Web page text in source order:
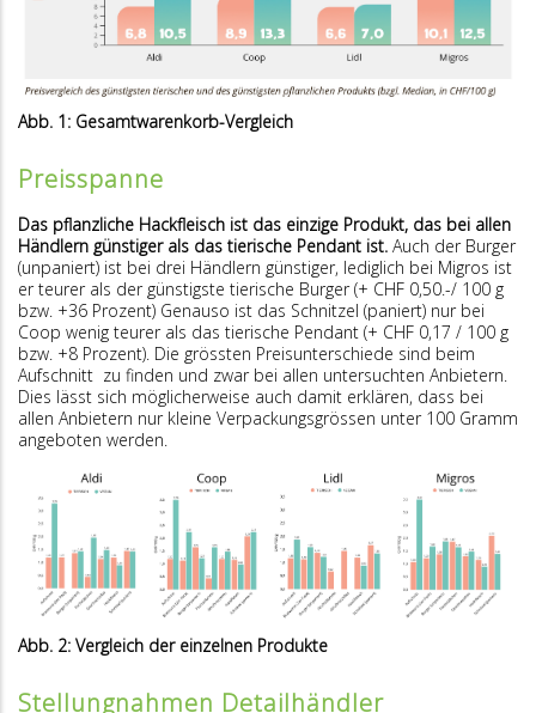
Abb. 1: Gesamtwarenkorb-Vergleich
Preisspanne
Das pflanzliche Hackfleisch ist das einzige Produkt, das bei allen
Händlern günstiger als das tierische Pendant ist. Auch der Burger
(unpaniert) ist bei drei Händlern günstiger, lediglich bei Migros ist
er teurer als der günstigste tierische Burger (+ CHF 0,50.-/ 100 g
bzw. +36 Prozent) Genauso ist das Schnitzel (paniert) nur bei
Coop wenig teurer als das tierische Pendant (+ CHF 0,17 / 100 g
bzw. +8 Prozent). Die grössten Preisunterschiede sind beim
Aufschnitt zu finden und zwar bei allen untersuchten Anbietern.
Dies lässt sich möglicherweise auch damit erklären, dass bei
allen Anbietern nur kleine Verpackungsgrössen unter 100 Gramm
angeboten werden.
Abb. 2: Vergleich der einzelnen Produkte
Stellungnahmen Detailhändler